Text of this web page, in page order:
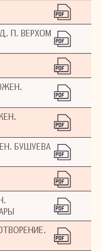
романсы; вокальная
(1950), музыка к
спектаклям,
и мультфильмам.
свыше 150 детских
содержания. Детям
количество
сюита» ор.
пьес, «Шесть пьес
картинки-
«Пьесы для
году, и другие. В
продолжает
С. Бахом, Шуманом и
детская музыка
Кабалевского и
обогащают
и являются
для воспитания
П. ВЕРХОМ
БУШУЕВА